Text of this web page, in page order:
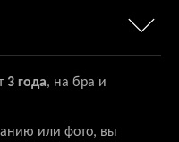
3 года, на бра и
или фото, вы